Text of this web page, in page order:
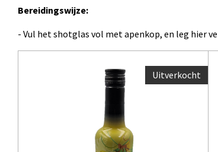
Bereidingswijze:
- Vul het shotglas vol met apenkop, en leg hier
Uitverkocht